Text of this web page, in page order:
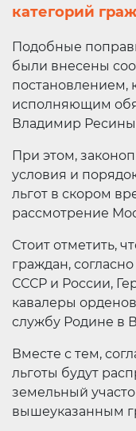
категорий
Подобные
были внесены
постановлением,
исполняющим
Владимир
При этом,
условия и
льгот в скором
рассмотрение
Стоит отметить,
граждан,
СССР и России,
кавалеры
службу Родине в
Вместе с тем,
льготы будут
земельный
вышеуказанным